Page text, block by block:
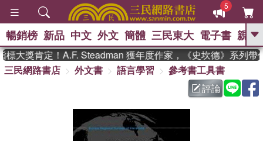
5
GO
熱搜： 東野圭吾 、 高希均教授回憶錄
父親節 、 如果歷
暑期推薦 、 國際布克
獎 臺灣漫遊錄 、 方念華
登輝時代 、
偉大的迷走神經
暢銷榜 新品 中文 外文 簡體 三民東大 電子書 親子
大獎肯定！A.F. Steadman 獲年度作家，《史坎德》系列帶
三民網路書店
外文書 語言學習
參考書工具書
評論